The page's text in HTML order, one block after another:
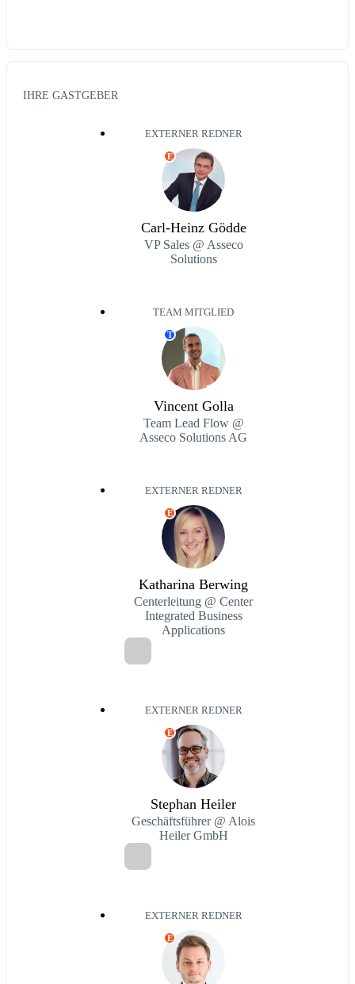
IHRE GASTGEBER
EXTERNER REDNER
E
Carl-Heinz Gödde
VP Sales @ Asseco
Solutions
TEAM MITGLIED
T
Vincent Golla
Team Lead Flow @
Asseco Solutions AG
EXTERNER REDNER
E
Katharina Berwing
Centerleitung @ Center
Integrated Business
Applications
EXTERNER REDNER
E
Stephan Heiler
Geschäftsführer @ Alois
Heiler GmbH
EXTERNER REDNER
E